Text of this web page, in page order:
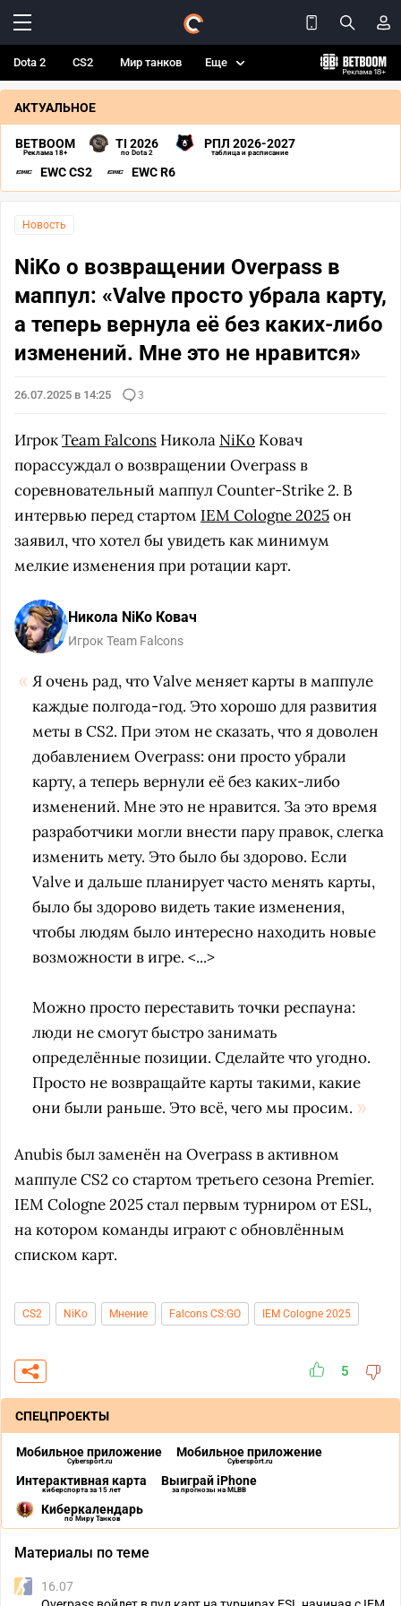
Dota 2 CS2 Мир танков Еще
АКТУАЛЬНОЕ
BETBOOM
Реклама 18+
TI 2026
по Dota 2
РПЛ 2026-2027
таблица и расписание
EWC CS2 EWC R6
Новость
NiKo о возвращении Overpass в
маппул: «Valve просто убрала карту,
а теперь вернула её без каких-либо
изменений. Мне это не нравится»
26.07.2025 в 14:25 3
ИгрокTeam Falcons Никола NiKo Ковач
порассуждал о возвращении Overpass в
соревновательный маппул Counter-Strike 2. В
интервью перед стартом IEM Cologne 2025он
заявил, что хотел бы увидеть как минимум
мелкие изменения при ротации карт.
Никола NiKo Ковач
Игрок Team Falcons
Я очень рад, что Valve меняет карты в маппуле
каждые полгода-год. Это хорошо для развития
меты в CS2. При этом не сказать, что я доволен
добавлением Overpass: они просто убрали
карту, а теперь вернули её без каких-либо
изменений. Мне это не нравится. За это время
разработчики могли внести пару правок, слегка
изменить мету. Это было бы здорово. Если
Valve и дальше планирует часто менять карты,
было бы здорово видеть такие изменения,
чтобы людям было интересно находить новые
возможности в игре. <...>
Можно просто переставить точки респауна:
люди не смогут быстро занимать
определённые позиции. Сделайте что угодно.
Просто не возвращайте карты такими, какие
они были раньше. Это всё, чего мы просим.
Anubis был заменён на Overpass в активном
маппуле CS2 со стартом третьего сезона Premier.
IEM Cologne 2025 стал первым турниром от ESL,
на котором команды играют с обновлённым
списком карт.
CS2 NiKo Мнение Falcons CS:GO IEM Cologne 2025
5
СПЕЦПРОЕКТЫ
Мобильное приложение
Cybersport.ru
Мобильное приложение
Cybersport.ru
Интерактивная карта
киберспорта за 15 лет
Выиграй iPhone
за прогнозы на MLBB
Киберкалендарь
по Миру Танков
Материалы по теме
16.07